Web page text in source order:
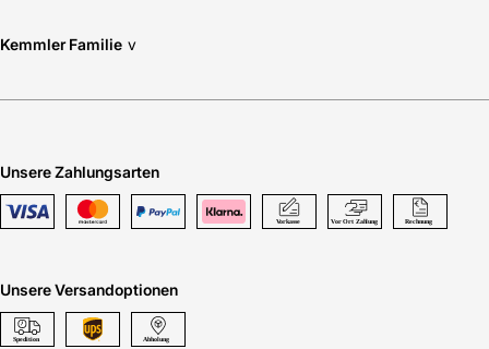
Kemmler Familie v
Unsere Zahlungsarten
Unsere Versandoptionen